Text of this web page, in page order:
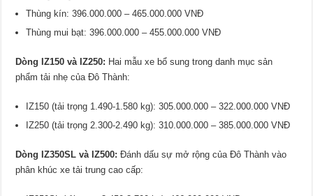
Thùng kín: 396.000.000 – 465.000.000 VNĐ
Thùng mui bạt: 396.000.000 – 455.000.000 VNĐ
Dòng IZ150 và IZ250: Hai mẫu xe bổ sung trong danh mục sản
phẩm tải nhẹ của Đô Thành:
IZ150 (tải trọng 1.490-1.580 kg): 305.000.000 – 322.000.000 VNĐ
IZ250 (tải trọng 2.300-2.490 kg): 310.000.000 – 385.000.000 VNĐ
Dòng IZ350SL và IZ500: Đánh dấu sự mở rộng của Đô Thành vào
phân khúc xe tải trung cao cấp: